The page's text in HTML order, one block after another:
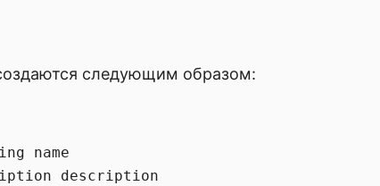
следующим образом:
name
description